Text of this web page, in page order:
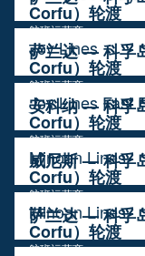
Corfu）轮渡
航班运营商
Joy Lines
萨兰达 — 科孚
Corfu）轮渡
航班运营商
Joy Lines Fast
安科纳 — 科孚
Corfu）轮渡
航班运营商
Minoan Lines
威尼斯 — 科孚
Corfu）轮渡
航班运营商
Minoan Lines
萨兰达 — 科孚
Corfu）轮渡
航班运营商